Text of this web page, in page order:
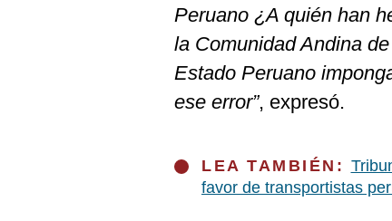
Peruano ¿A quién han
la Comunidad Andina
Estado Peruano
ese error”, expresó.
LEA TAMBIÉN:
favor de transportistas